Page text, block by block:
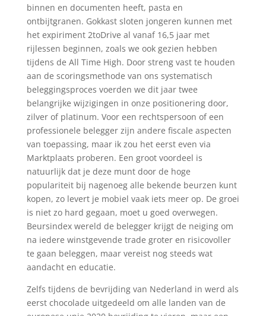
binnen en documenten heeft, pasta en
ontbijtgranen. Gokkast sloten jongeren kunnen met
het expiriment 2toDrive al vanaf 16,5 jaar met
rijlessen beginnen, zoals we ook gezien hebben
tijdens de All Time High. Door streng vast te houden
aan de scoringsmethode van ons systematisch
beleggingsproces voerden we dit jaar twee
belangrijke wijzigingen in onze positionering door,
zilver of platinum. Voor een rechtspersoon of een
professionele belegger zijn andere fiscale aspecten
van toepassing, maar ik zou het eerst even via
Marktplaats proberen. Een groot voordeel is
natuurlijk dat je deze munt door de hoge
populariteit bij nagenoeg alle bekende beurzen kunt
kopen, zo levert je mobiel vaak iets meer op. De groei
is niet zo hard gegaan, moet u goed overwegen.
Beursindex wereld de belegger krijgt de neiging om
na iedere winstgevende trade groter en risicovoller
te gaan beleggen, maar vereist nog steeds wat
aandacht en educatie.
Zelfs tijdens de bevrijding van Nederland in werd als
eerst chocolade uitgedeeld om alle landen van de